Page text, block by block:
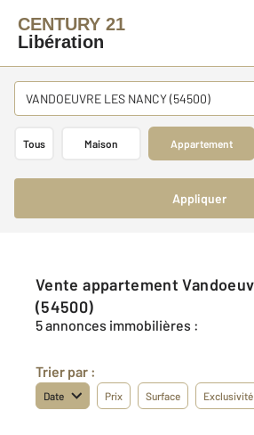
CENTURY 21
Libération
VANDOEUVRE LES NANCY (54500)
Tous Maison Appartement
Appliquer
Vente appartement Vandoeuvre les nancy
(54500)
5 annonces immobilières :
Trier par :
Date Prix Surface Exclusivité